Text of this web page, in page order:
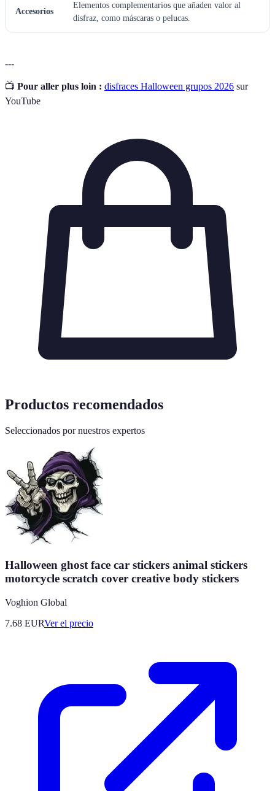
Accesorios
Elementos complementarios que añaden valor al
disfraz, como máscaras o pelucas.
---
📺 Pour aller plus loin : disfraces Halloween grupos 2026 sur
YouTube
Productos recomendados
Seleccionados por nuestros expertos
Halloween ghost face car stickers animal stickers
motorcycle scratch cover creative body stickers
Voghion Global
7.68 EURVer el precio